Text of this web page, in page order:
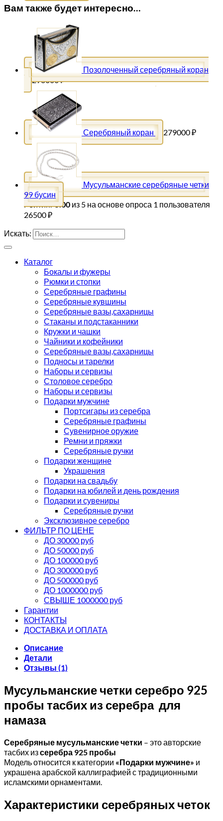
Вам также будет интересно…
Позолоченный серебряный коран
298000₽
Серебряный коран 279000₽
Мусульманские серебряные четки
99 бусин
Рейтинг5.00 из 5 на основе опроса 1 пользователя
26500₽
Искать:
Каталог
Бокалы и фужеры
Рюмки и стопки
Серебряные графины
Серебряные кувшины
Серебряные вазы,сахарницы
Стаканы и подстаканники
Кружки и чашки
Чайники и кофейники
Серебряные вазы,сахарницы
Подносы и тарелки
Наборы и сервизы
Столовое серебро
Наборы и сервизы
Подарки мужчине
Портсигары из серебра
Серебряные графины
Сувенирное оружие
Ремни и пряжки
Серебряные ручки
Подарки женщине
Украшения
Подарки на свадьбу
Подарки на юбилей и день рождения
Подарки и сувениры
Серебряные ручки
Эксклюзивное серебро
ФИЛЬТР ПО ЦЕНЕ
ДО 30000 руб
ДО 50000 руб
ДО 100000 руб
ДО 300000 руб
ДО 500000 руб
ДО 1000000 руб
СВЫШЕ 1000000 руб
Гарантии
КОНТАКТЫ
ДОСТАВКА И ОПЛАТА
Описание
Детали
Отзывы (1)
Мусульманские четки серебро 925
пробы тасбих из серебра для
намаза
Серебряные мусульманские четки – это авторские
тасбих изсеребра 925 пробы
Модель относится к категории «Подарки мужчине» и
украшена арабской каллиграфией с традиционными
исламскими орнаментами.
Характеристики серебряных четок